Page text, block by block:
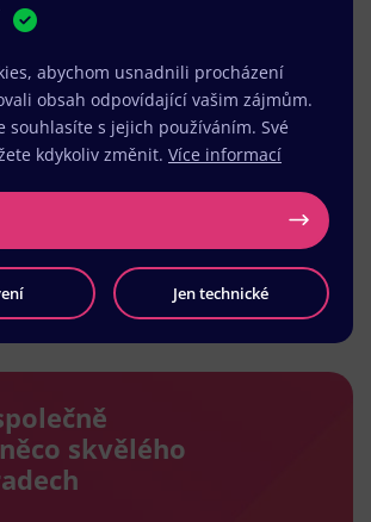
Načíst další
skvělého
abychom usnadnili procházení
obsah odpovídající vašim zájmům.
souhlasíte s jejich používáním. Své
kdykoliv změnit. Více informací
Jen technické